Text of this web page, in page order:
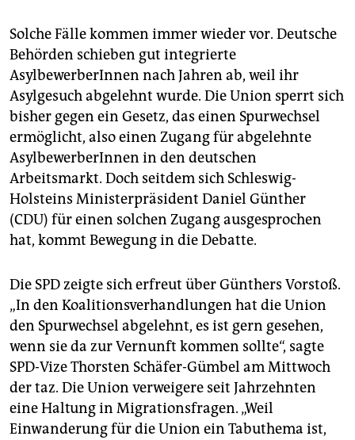
Solche Fälle kommen immer wieder vor. Deutsche
Behörden schieben gut integrierte
AsylbewerberInnen nach Jahren ab, weil ihr
Asylgesuch abgelehnt wurde. Die Union sperrt sich
bisher gegen ein Gesetz, das einen Spurwechsel
ermöglicht, also einen Zugang für abgelehnte
AsylbewerberInnen in den deutschen
Arbeitsmarkt. Doch seitdem sich Schleswig-
Holsteins Ministerpräsident Daniel Günther
(CDU) für einen solchen Zugang ausgesprochen
hat, kommt Bewegung in die Debatte.
Die SPD zeigte sich erfreut über Günthers Vorstoß.
„In den Koalitionsverhandlungen hat die Union
den Spurwechsel abgelehnt, es ist gern gesehen,
wenn sie da zur Vernunft kommen sollte“, sagte
SPD-Vize Thorsten Schäfer-Gümbel am Mittwoch
der taz. Die Union verweigere seit Jahrzehnten
eine Haltung in Migrationsfragen. „Weil
Einwanderung für die Union ein Tabuthema ist,